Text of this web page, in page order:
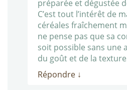
préparée et dégustée
C’est tout l’intérêt de
céréales fraîchement
ne pense pas que sa
soit possible sans une
du goût et de la
Répondre ↓